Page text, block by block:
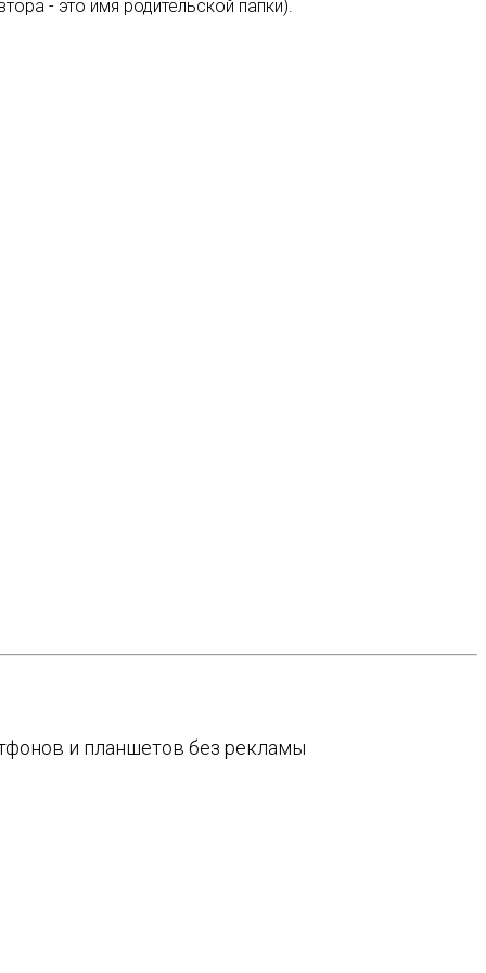
- это имя родительской папки).
и планшетов без рекламы